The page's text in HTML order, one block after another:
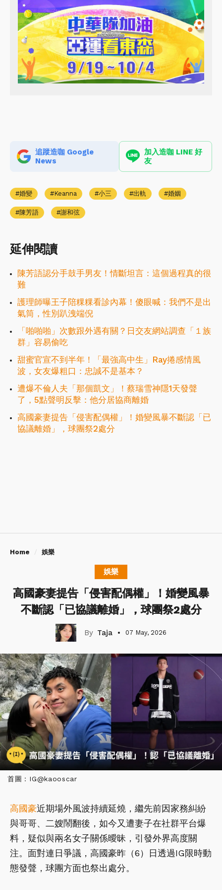
追蹤造咖 Google
News
加入造咖 LINE 好
友
婚變 Keanna 小三 出軌 婚姻
陳芳語 謝和弦
延伸閱讀
陳芳語認分手鼓手男友！情斷坦言：這個過程真的很
難
護理師曝王子陪粿粿看診內幕！傻眼喊：我們不是出
氣筒，性別趴洩端倪
「啪啪啪」次數跟外遇有關？日交友網站調查「１族
群」容易偷吃
甜蜜官宣不到半年！「最強高中生」Ray捲感情風
波，女友爆粗口：忠誠不是基本？
遭爆不倫人夫「那個凱文」！蔡瑞雪神隱1天發聲
了，5點聲明反擊：他分居協商離婚
高國豪妻提告「侵害配偶權」！婚變風暴不斷認「已
協議離婚」，球團祭2處分
Home 娛樂
娛樂
高國豪妻提告「侵害配偶權」！婚變風暴
不斷認「已協議離婚」，球團祭2處分
Taja 07 May, 2026
首圖：IG@kaooscar
高國豪近期場外風波持續延燒，繼先前因家務糾紛
與哥哥、二嫂鬧翻後，如今又遭妻子在社群平台爆
料，疑似與兩名女子關係曖昧，引發外界高度關
注。面對連日爭議，高國豪昨（6）日透過IG限時動
態發聲，球團方面也祭出處分。